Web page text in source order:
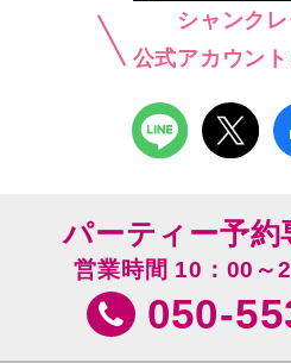
シャンク
公式アカウン
パーティー予
営業時間 10：00～
050-